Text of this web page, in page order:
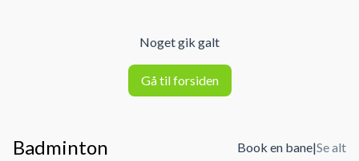
Noget gik galt
Gå til forsiden
Badminton Book en bane|Se alt